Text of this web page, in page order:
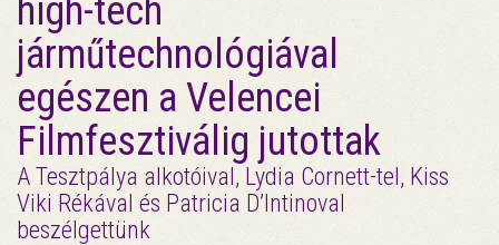
high-tech
járműtechnológiával
egészen a Velencei
Filmfesztiválig jutottak
A Tesztpálya alkotóival, Lydia Cornett-tel, Kiss
Viki Rékával és Patricia D’Intinoval
beszélgettünk